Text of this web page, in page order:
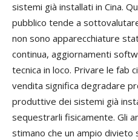
sistemi già installati in Cina.
pubblico tende a
non sono apparecchiature
continua, aggiornamenti
tecnica in loco. Privare le fab
vendita significa degradare
produttive dei sistemi già
sequestrarli fisicamente. Gli
stimano che un ampio divieto